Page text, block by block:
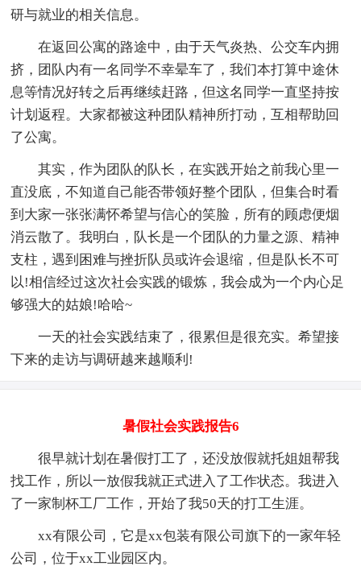
研与就业的相关信息。
在返回公寓的路途中，由于天气炎热、公交车内拥
挤，团队内有一名同学不幸晕车了，我们本打算中途休
息等情况好转之后再继续赶路，但这名同学一直坚持按
计划返程。大家都被这种团队精神所打动，互相帮助回
了公寓。
其实，作为团队的队长，在实践开始之前我心里一
直没底，不知道自己能否带领好整个团队，但集合时看
到大家一张张满怀希望与信心的笑脸，所有的顾虑便烟
消云散了。我明白，队长是一个团队的力量之源、精神
支柱，遇到困难与挫折队员或许会退缩，但是队长不可
以!相信经过这次社会实践的锻炼，我会成为一个内心足
够强大的姑娘!哈哈~
一天的社会实践结束了，很累但是很充实。希望接
下来的走访与调研越来越顺利!
暑假社会实践报告6
很早就计划在暑假打工了，还没放假就托姐姐帮我
找工作，所以一放假我就正式进入了工作状态。我进入
了一家制杯工厂工作，开始了我50天的打工生涯。
xx有限公司，它是xx包装有限公司旗下的一家年轻
公司，位于xx工业园区内。